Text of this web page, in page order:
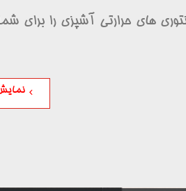
های حرارتی آشپزی را برای